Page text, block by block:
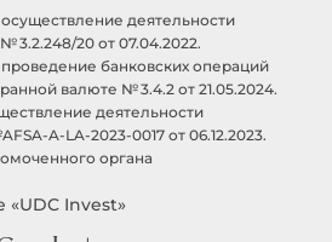
деятельности
3.2.248/20 от 07.04.2022.
банковских операций
валюте № 3.4.2 от 21.05.2024.
деятельности
A-LA-2023-0017 от 06.12.2023.
органа
Invest»